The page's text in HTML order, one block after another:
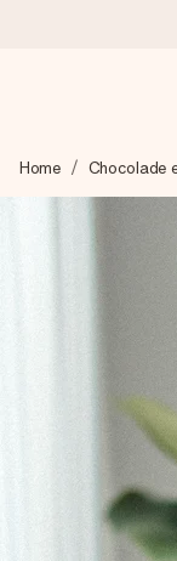
We maken jouw
4,8
Onze cadeaus
Gratis
Je maakt in
Home Chocolade